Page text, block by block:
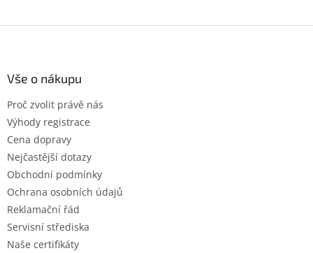
Vše o nákupu
Proč zvolit právě nás
Výhody registrace
Cena dopravy
Nejčastější dotazy
Obchodní podmínky
Ochrana osobních údajů
Reklamační řád
Servisní střediska
Naše certifikáty